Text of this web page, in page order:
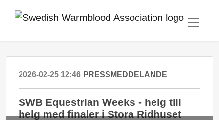
2026-02-25 12:46 PRESSMEDDELANDE
SWB Equestrian Weeks - helg till
helg med finaler i Stora Ridhuset